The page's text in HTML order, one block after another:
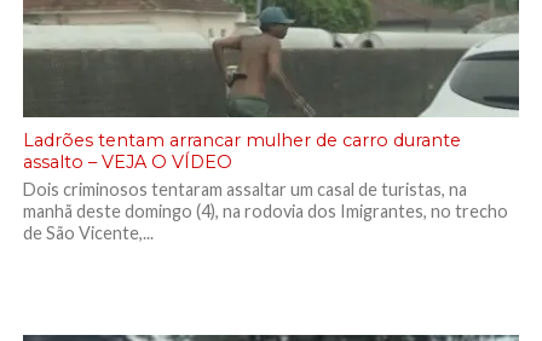
Ladrões tentam arrancar mulher de carro durante
assalto – VEJA O VÍDEO
Dois criminosos tentaram assaltar um casal de turistas, na
manhã deste domingo (4), na rodovia dos Imigrantes, no trecho
de São Vicente,...